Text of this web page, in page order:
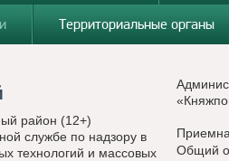
Территориальные органы
район (12+)
службе по надзору в
технологий и массовых
Общий